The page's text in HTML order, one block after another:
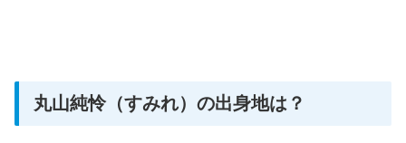
丸山純怜（すみれ）の出身地は？